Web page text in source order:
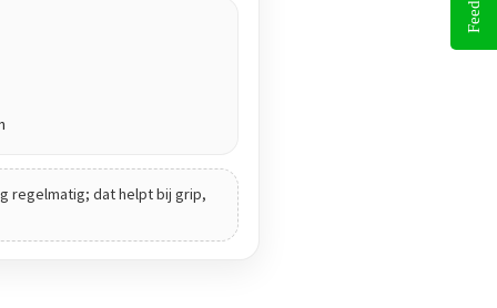
regelmatig; dat helpt bij grip,